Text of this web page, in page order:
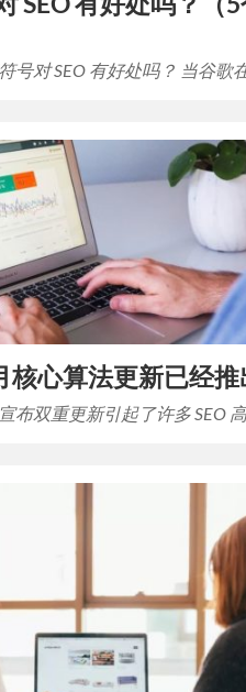
号对 SEO 有好处吗？ 当谷歌
核心算法更新已经推
布双重更新引起了许多 SEO